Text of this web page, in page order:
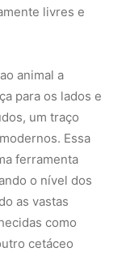
livres e
animal a
para os lados e
um traço
Essa
ferramenta
o nível dos
as vastas
como
cetáceo